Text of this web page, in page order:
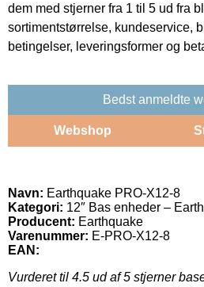
dem med stjerner fra 1 til 5 ud fra
sortimentstørrelse, kundeservice,
betingelser, leveringsformer og
Bedst anmeldte
Webshop
Navn: Earthquake PRO-X12-8
Kategori: 12″ Bas enheder –
Producent: Earthquake
Varenummer: E-PRO-X12-8
EAN:
Vurderet til 4.5 ud af 5 stjerner